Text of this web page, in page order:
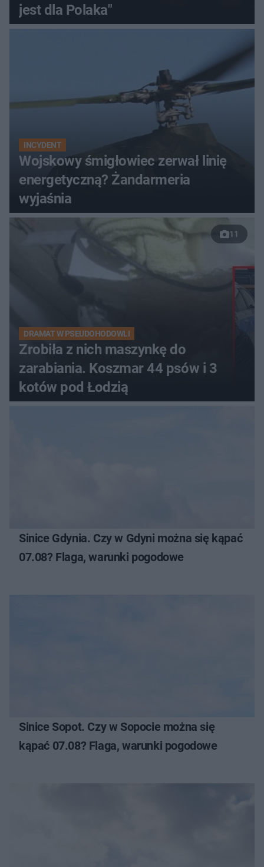
jest dla Polaka"
INCYDENT
Wojskowy śmigłowiec zerwał linię
energetyczną? Żandarmeria
wyjaśnia
11
DRAMAT W PSEUDOHODOWLI
Zrobiła z nich maszynkę do
zarabiania. Koszmar 44 psów i 3
kotów pod Łodzią
Sinice Gdynia. Czy w Gdyni można się kąpać
07.08? Flaga, warunki pogodowe
Sinice Sopot. Czy w Sopocie można się
kąpać 07.08? Flaga, warunki pogodowe